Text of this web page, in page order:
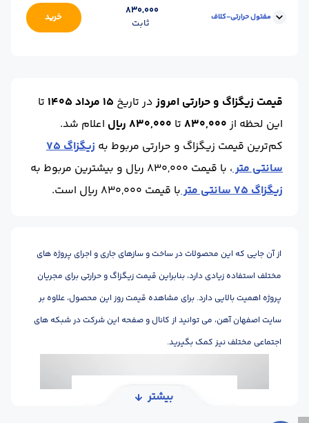
محل تحویل :
انبار اصفهان آهن
گرید :
مفتول حرارتی-کلاف
830,000
ثابت
خرید
قیمت زیگزاگ و حرارتی امروزدر تاریخ 15 مرداد 1405
تا
این لحظه از830,000 تا 830,000 ریال
اعلام شد.
کم‌ترین قیمت زیگزاگ و حرارتی مربوط به
زیگزاگ 75
سانتی متر، با قیمت 830,000 ریال و بیشترین مربوط به
زیگزاگ 75 سانتی متر
با قیمت 830,000 ریال است.
از آن جایی که این محصولات در ساخت و سازهای جاری و اجرای پروژه های
مختلف استفاده زیادی دارد، بنابراین قیمت زیگزاگ و حرارتی برای مجریان
پروژه اهمیت بالایی دارد. برای مشاهده قیمت روز این محصول، علاوه بر
سایت اصفهان آهن، می توانید از کانال و صفحه این شرکت در شبکه های
اجتماعی مختلف نیز کمک بگیرید.
بیشتر